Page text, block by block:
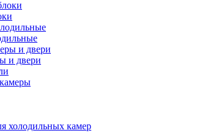
и двери
холодильных камер